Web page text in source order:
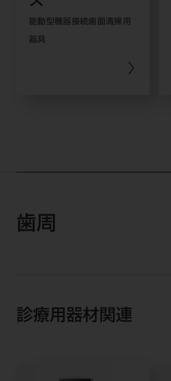
能動型機器接続歯面清掃用
器具
歯周
診療用器材関連